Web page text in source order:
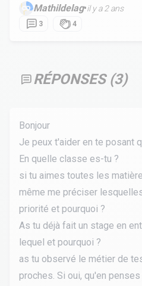
Mathildelag•il y a 2 ans
3 4
RÉPONSES (3)
Bonjour
Je peux t'aider en te posant
En quelle classe es-tu ?
si tu aimes toutes les
même me préciser
priorité et pourquoi ?
As tu déjà fait un stage en
lequel et pourquoi ?
as tu observé le métier de
proches. Si oui, qu'en